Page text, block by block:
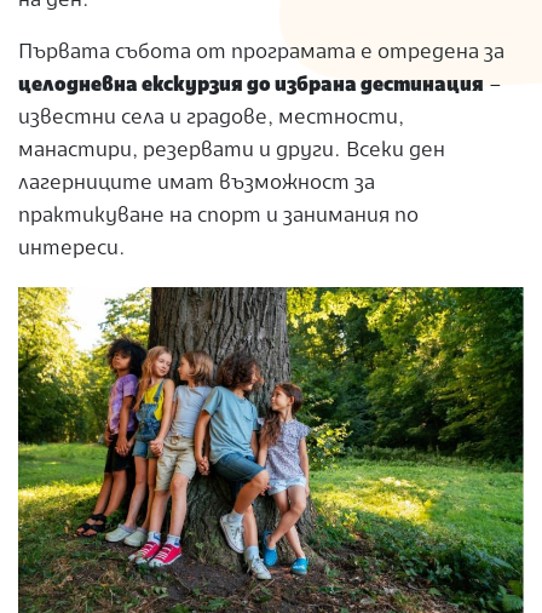
Първата събота от програмата е отредена за
целодневна екскурзия до избрана дестинация –
известни села и градове, местности,
манастири, резервати и други. Всеки ден
лагерниците имат възможност за
практикуване на спорт и занимания по
интереси.